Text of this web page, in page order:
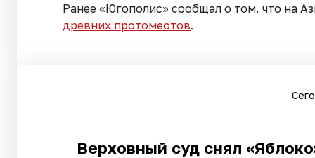
Ранее «Югополис» сообщал о том, что на
древних протомеотов.
Верховный суд снял